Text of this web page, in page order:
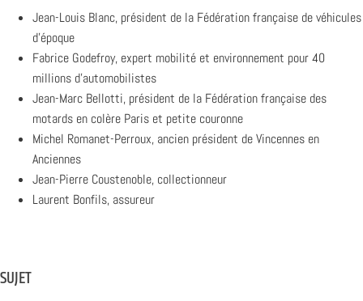
Jean-Louis Blanc, président de la Fédération française de véhicules
d’époque
Fabrice Godefroy, expert mobilité et environnement pour 40
millions d’automobilistes
Jean-Marc Bellotti, président de la Fédération française des
motards en colère Paris et petite couronne
Michel Romanet-Perroux, ancien président de Vincennes en
Anciennes
Jean-Pierre Coustenoble, collectionneur
Laurent Bonfils, assureur
SUJET